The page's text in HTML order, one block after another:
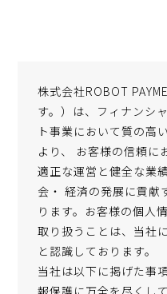
お問い合わせ
株式会社ROBOT
す。）は、フィナンシ
ト事業において質の高
より、 お客様の信頼に
適正な運営と健全な業
会・ 経済の発展に貢献
ります。お客様の個人
取り扱うことは、当社
と認識しております。
当社は以下に掲げた事
報保護に万全を尽くし